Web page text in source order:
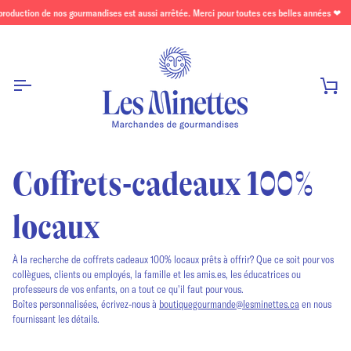
nos gourmandises est aussi arrêtée. Merci pour toutes ces belles années ❤ ✣
Coffrets-cadeaux 100%
locaux
À la recherche de coffrets cadeaux 100% locaux prêts à offrir? Que ce soit pour vos
collègues, clients ou employés, la famille et les amis.es, les éducatrices ou
professeurs de vos enfants, on a tout ce qu'il faut pour vous.
Boîtes personnalisées, écrivez-nous à boutiquegourmande@lesminettes.ca en nous
fournissant les détails.